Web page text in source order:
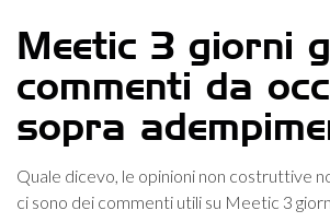
Meetic 3 giorni
commenti da
sopra
Quale dicevo, le opinioni non costruttive
ci sono dei commenti utili su Meetic 3